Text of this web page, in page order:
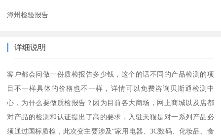
漳州检验报告
详细说明
客户都会问做一份质检报告多少钱，这个的话不同的产品检测的项
目不一样具体的价格也不一样，详情可以免费咨询贝斯通检测中
心，为什么要做质检报告？因为目前各大商场，网上商城以及店都
对产品的检测和认证提出了高的要求，入驻天猫是对一系列产品必
须通过国标质检，此次变主要涉及“家用电器、3C数码、化妆品、食